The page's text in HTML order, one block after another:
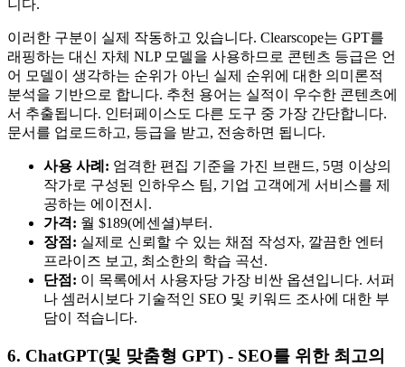
니다.
이러한 구분이 실제 작동하고 있습니다. Clearscope는 GPT를
래핑하는 대신 자체 NLP 모델을 사용하므로 콘텐츠 등급은 언
어 모델이 생각하는 순위가 아닌 실제 순위에 대한 의미론적
분석을 기반으로 합니다. 추천 용어는 실적이 우수한 콘텐츠에
서 추출됩니다. 인터페이스도 다른 도구 중 가장 간단합니다.
문서를 업로드하고, 등급을 받고, 전송하면 됩니다.
사용 사례: 엄격한 편집 기준을 가진 브랜드, 5명 이상의
작가로 구성된 인하우스 팀, 기업 고객에게 서비스를 제
공하는 에이전시.
가격: 월 $189(에센셜)부터.
장점: 실제로 신뢰할 수 있는 채점 작성자, 깔끔한 엔터
프라이즈 보고, 최소한의 학습 곡선.
단점: 이 목록에서 사용자당 가장 비싼 옵션입니다. 서퍼
나 셈러시보다 기술적인 SEO 및 키워드 조사에 대한 부
담이 적습니다.
6. ChatGPT(및 맞춤형 GPT) - SEO를 위한 최고의